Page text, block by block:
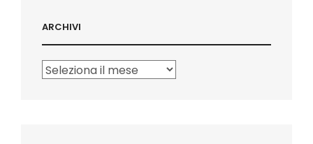
ARCHIVI
Archivi